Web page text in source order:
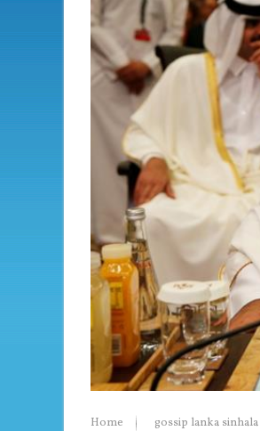
Home gossip lanka sinhala